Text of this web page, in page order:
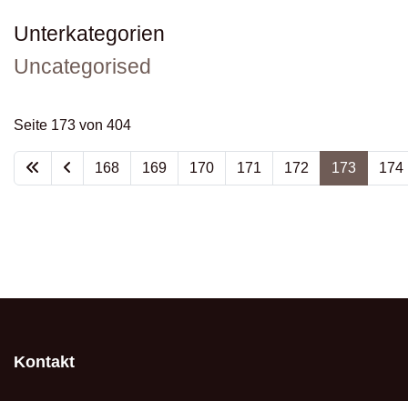
Unterkategorien
Uncategorised
Seite 173 von 404
168 169 170 171 172 173 174
Kontakt